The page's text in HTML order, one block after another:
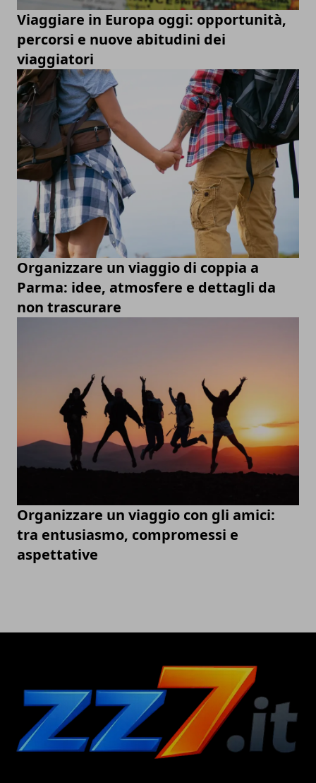
Viaggiare in Europa oggi: opportunità,
percorsi e nuove abitudini dei
viaggiatori
Organizzare un viaggio di coppia a
Parma: idee, atmosfere e dettagli da
non trascurare
Organizzare un viaggio con gli amici:
tra entusiasmo, compromessi e
aspettative